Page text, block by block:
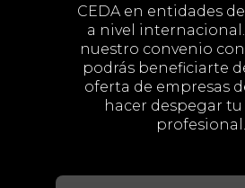
CEDA en entidades
a nivel internacional.
nuestro convenio con
podrás beneficiarte
oferta de empresas
hacer despegar tu
profesional.